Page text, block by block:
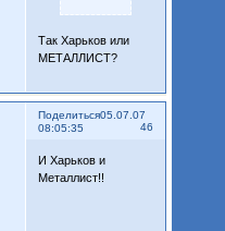
Так Харьков или
МЕТАЛЛИСТ?
Поделиться
46
05.07.07
08:05:35
И Харьков и
Металлист!!